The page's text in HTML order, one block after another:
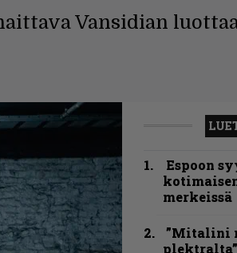
Vansidian
Espoon
merkeissä
”Mitalini